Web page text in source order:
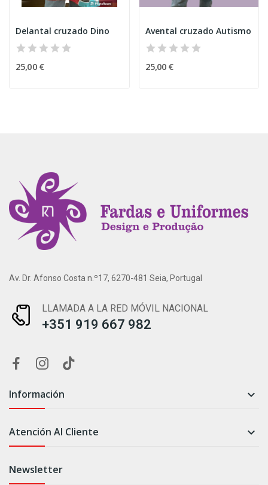
Delantal cruzado Dino
25,00 €
Avental cruzado Autismo
25,00 €
Av. Dr. Afonso Costa n.º17, 6270-481 Seia, Portugal
LLAMADA A LA RED MÓVIL NACIONAL
+351 919 667 982
Información 
Atención Al Cliente 
Newsletter